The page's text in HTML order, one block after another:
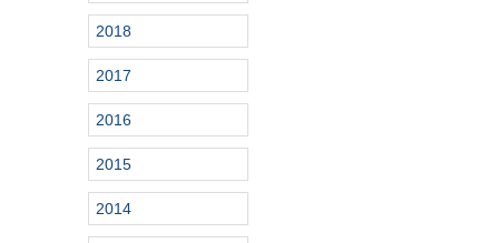
2018
2017
2016
2015
2014